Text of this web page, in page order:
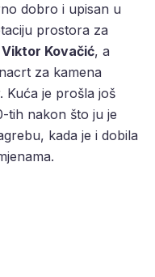
dobro i upisan u
prostora za
Viktor Kovačić, a
za kamena
Kuća je prošla još
tih nakon što ju je
kada je i dobila